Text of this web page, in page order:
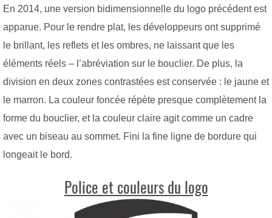
En 2014, une version bidimensionnelle du logo précédent est
apparue. Pour le rendre plat, les développeurs ont supprimé
le brillant, les reflets et les ombres, ne laissant que les
éléments réels – l’abréviation sur le bouclier. De plus, la
division en deux zones contrastées est conservée : le jaune et
le marron. La couleur foncée répète presque complètement la
forme du bouclier, et la couleur claire agit comme un cadre
avec un biseau au sommet. Fini la fine ligne de bordure qui
longeait le bord.
Police et couleurs du logo